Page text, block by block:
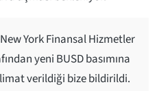
York Finansal Hizmetler
yeni BUSD basımına
verildiği bize bildirildi.